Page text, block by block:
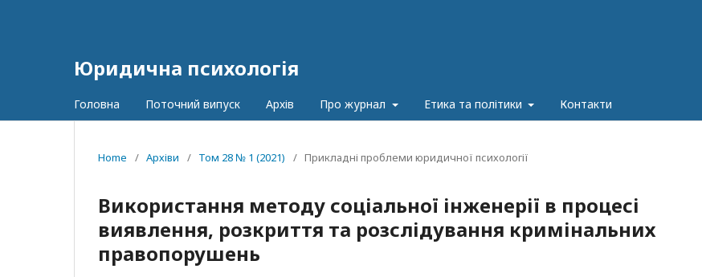
Юридична психологія
Головна Поточний випуск Архів Про журнал Етика та політики Контакти
Home / Архіви / Том 28 № 1 (2021) / Прикладні проблеми юридичної психології
Використання методу соціальної інженерії в процесі
виявлення, розкриття та розслідування кримінальних
правопорушень